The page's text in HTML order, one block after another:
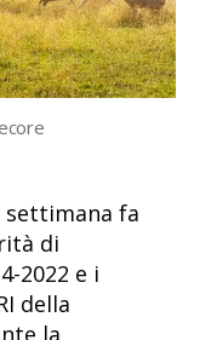
settimana fa
di
2022 e i
della